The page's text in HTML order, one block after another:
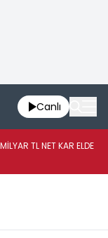
Canlı
TL NET KAR ELDE